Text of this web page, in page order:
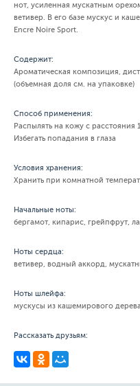
нот, усиленная мускатным
ветивер. В его базе мускус и
Encre Noire Sport.
Содержит:
Ароматическая композиция,
(объемная доля см. на упаковке)
Способ применения:
Распылять на кожу с расстояния
Избегать попадания в глаза
Условия хранения:
Хранить при комнатной
Начальные ноты:
бергамот, кипарис, грейпфрут,
Ноты сердца:
ветивер, водный аккорд,
Ноты шлейфа:
мускусы из кашемирового дерева
Рассказать друзьям: